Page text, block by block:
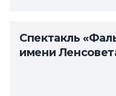
Спектакль
имени